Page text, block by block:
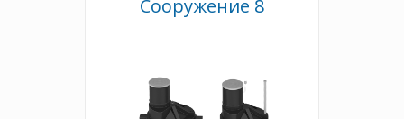
Сооружение 8